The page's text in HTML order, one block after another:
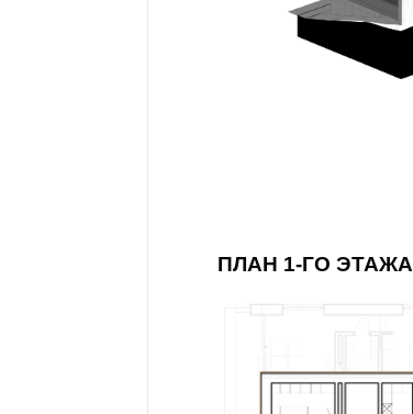
ПЛАН 1-ГО ЭТАЖА